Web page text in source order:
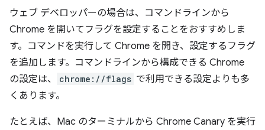
ウェブ デベロッパーの場合は、コマンドラインから
Chrome を開いてフラグを設定することをおすすめしま
す。コマンドを実行して Chrome を開き、設定するフラグ
を追加します。コマンドラインから構成できる Chrome
の設定は、
chrome://flags で利用できる設定よりも多
くあります。
たとえば、Mac のターミナルから Chrome Canary を実行